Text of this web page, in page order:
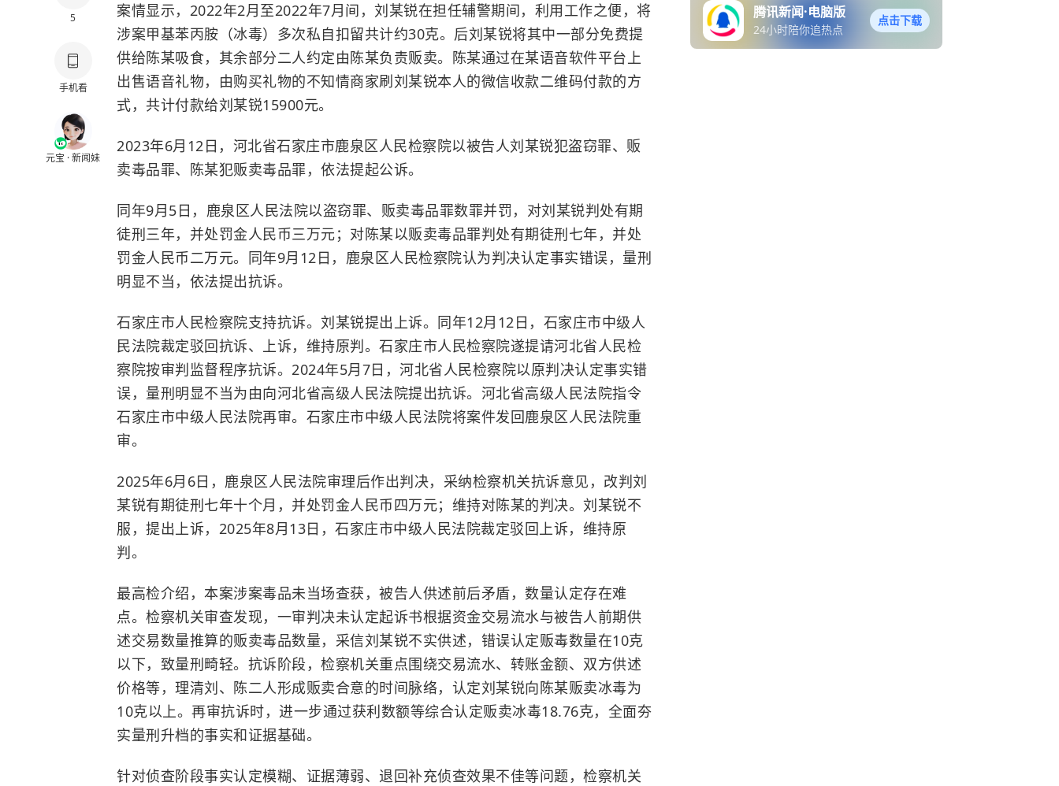
5
手机看
元宝 · 新闻妹
案情显示，2022年2月至2022年7月间， 刘某锐在担任辅警期间，利用工作之便，将
涉案甲基苯丙胺（冰毒）多次私自扣留共计约30克。后刘某锐将其中一部分免费提
供给陈某吸食，其余部分二人约定由陈某负责贩卖。 陈某通过在某语音软件平台上
出售语音礼物，由购买礼物的不知情商家刷刘某锐本人的微信收款二维码付款的方
式，共计付款给刘某锐15900元。
2023年6月12日，河北省石家庄市鹿泉区人民检察院以被告人刘某锐犯盗窃罪、贩
卖毒品罪、陈某犯贩卖毒品罪，依法提起公诉。
同年9月5日，鹿泉区人民法院以盗窃罪、贩卖毒品罪数罪并罚，对刘某锐判处有期
徒刑三年，并处罚金人民币三万元；对陈某以贩卖毒品罪判处有期徒刑七年，并处
罚金人民币二万元。 同年9月12日，鹿泉区人民检察院认为判决认定事实错误，量刑
明显不当，依法提出抗诉。
石家庄市人民检察院支持抗诉。刘某锐提出上诉。 同年12月12日，石家庄市中级人
民法院裁定驳回抗诉、上诉，维持原判。石家庄市人民检察院遂提请河北省人民检
察院按审判监督程序抗诉。 2024年5月7日，河北省人民检察院以原判决认定事实错
误，量刑明显不当为由向河北省高级人民法院提出抗诉。河北省高级人民法院指令
石家庄市中级人民法院再审。石家庄市中级人民法院将案件发回鹿泉区人民法院重
审。
2025年6月6日，鹿泉区人民法院审理后作出判决，采纳检察机关抗诉意见，改判刘
某锐有期徒刑七年十个月，并处罚金人民币四万元；维持对陈某的判决。刘某锐不
服，提出上诉，2025年8月13日，石家庄市中级人民法院裁定驳回上诉，维持原
判。
最高检介绍，本案涉案毒品未当场查获，被告人供述前后矛盾，数量认定存在难
点。检察机关审查发现，一审判决未认定起诉书根据资金交易流水与被告人前期供
述交易数量推算的贩卖毒品数量，采信刘某锐不实供述，错误认定贩毒数量在10克
以下，致量刑畸轻。抗诉阶段，检察机关重点围绕交易流水、转账金额、双方供述
价格等，理清刘、陈二人形成贩卖合意的时间脉络，认定刘某锐向陈某贩卖冰毒为
10克以上。再审抗诉时，进一步通过获利数额等综合认定贩卖冰毒18.76克，全面夯
实量刑升档的事实和证据基础。
针对侦查阶段事实认定模糊、证据薄弱、退回补充侦查效果不佳等问题，检察机关
腾讯新闻·电脑版
24小时陪你追热点
点击下载